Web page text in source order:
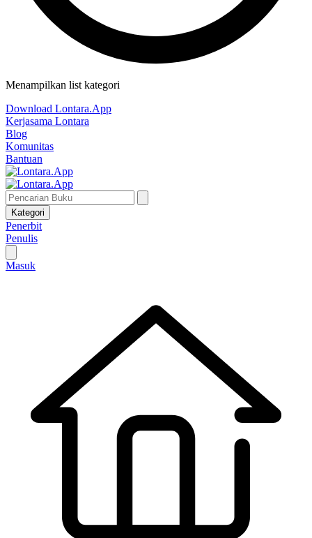
Menampilkan list kategori
Download Lontara.App
Kerjasama Lontara
Blog
Komunitas
Bantuan
Kategori
Penerbit
Penulis
Masuk